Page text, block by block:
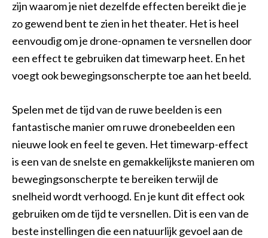
zijn waarom je niet dezelfde effecten bereikt die je
zo gewend bent te zien in het theater. Het is heel
eenvoudig om je drone-opnamen te versnellen door
een effect te gebruiken dat timewarp heet. En het
voegt ook bewegingsonscherpte toe aan het beeld.
Spelen met de tijd van de ruwe beelden is een
fantastische manier om ruwe dronebeelden een
nieuwe look en feel te geven. Het timewarp-effect
is een van de snelste en gemakkelijkste manieren om
bewegingsonscherpte te bereiken terwijl de
snelheid wordt verhoogd. En je kunt dit effect ook
gebruiken om de tijd te versnellen. Dit is een van de
beste instellingen die een natuurlijk gevoel aan de